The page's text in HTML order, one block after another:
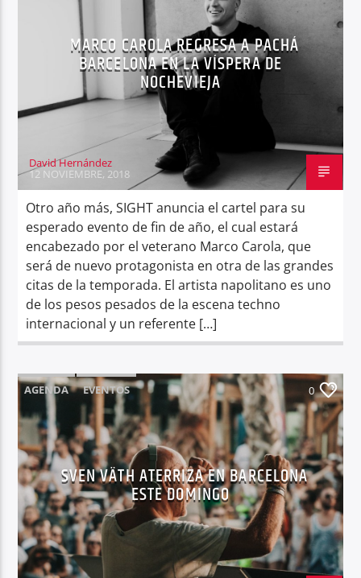
Center Waves
MARCO CAROLA REGRESA A PACHÁ
BARCELONA EN LA VÍSPERA DE
NOCHEVIEJA
David Hernández
12 NOVIEMBRE, 2018
Otro año más, SIGHT anuncia el cartel para su
esperado evento de fin de año, el cual estará
encabezado por el veterano Marco Carola, que
será de nuevo protagonista en otra de las grandes
citas de la temporada. El artista napolitano es uno
de los pesos pesados de la escena techno
internacional y un referente […]
AGENDA EVENTOS 0
SVEN VÄTH ATERRIZA EN BARCELONA
ESTE DOMINGO